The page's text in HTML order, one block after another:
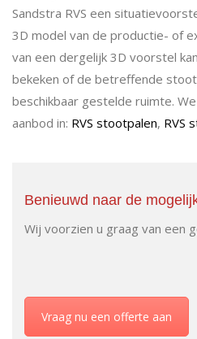
Sandstra RVS een
3D model van de productie- of
van een dergelijk 3D voorstel
bekeken of de betreffende
beschikbaar gestelde ruimte.
aanbod in: RVS stootpalen, RVS
Benieuwd naar de
Wij voorzien u graag van een
Vraag nu een offerte aan